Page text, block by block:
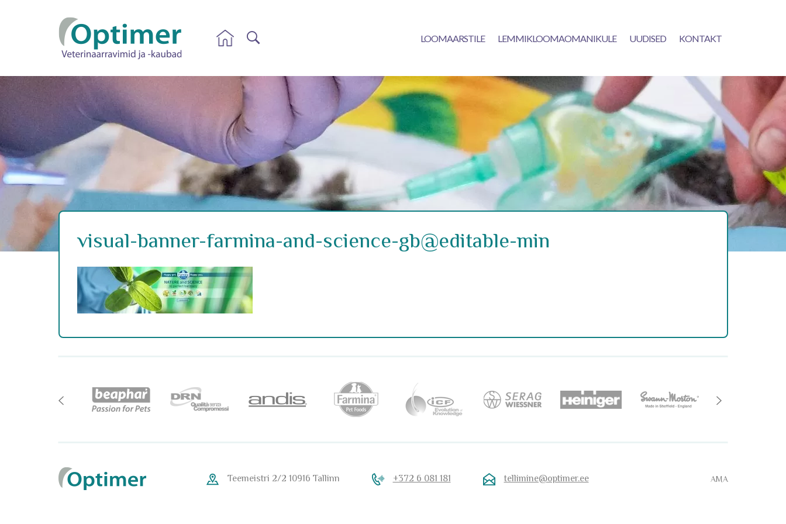
LOOMAARSTILE LEMMIKLOOMAOMANIKULE UUDISED KONTAKT
visual-banner-farmina-and-science-gb@editable-min
Teemeistri 2/2 10916 Tallinn +372 6 081 181 tellimine@optimer.ee AMA